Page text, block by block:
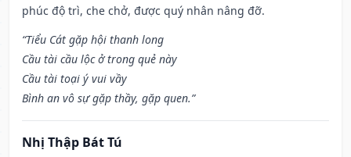
phúc độ trì, che chở, được quý nhân nâng đỡ.
“Tiểu Cát gặp hội thanh long
Cầu tài cầu lộc ở trong quẻ này
Cầu tài toại ý vui vầy
Bình an vô sự gặp thầy, gặp quen.”
Nhị Thập Bát Tú